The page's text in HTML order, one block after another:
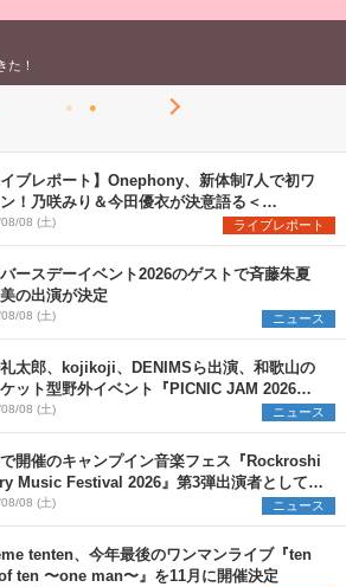
た！
イブレポート】Onephony、新体制7人で初ワ
！乃咲みり＆今田優衣が決意語る＜
新体制1st Oneman Live はじまりの夏
08 (土) ライブレポート
ースデーイベント2026のゲストで斉藤朱夏
の出演が決定
08 (土) ニュース
太郎、kojikoji、DENIMSら出演、和歌山の
ット型野外イベント『PICNIC JAM 2026』
ケット発売開始
08 (土) ニュース
開催のキャンプイン音楽フェス『Rockroshi
Music Festival 2026』第3弾出演者として
DO、かりゆし58、Reiを発表
08 (土) ニュース
tenten、今年最後のワンマンライブ『ten
ten 〜one man〜』を11月に開催決定